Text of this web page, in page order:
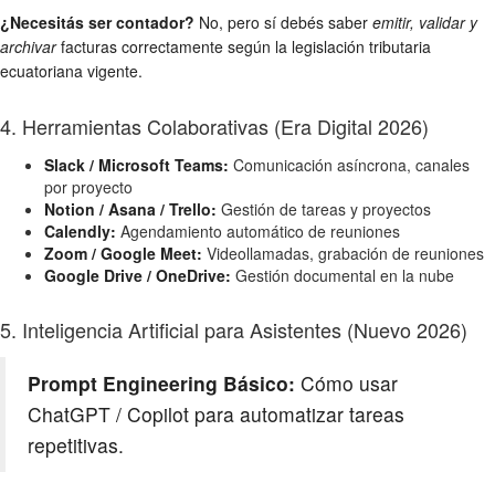
¿Necesitás ser contador? No, pero sí debés saber emitir, validar y
archivarfacturas correctamente según la legislación tributaria
ecuatoriana vigente.
4. Herramientas Colaborativas (Era Digital 2026)
Slack / Microsoft Teams: Comunicación asíncrona, canales
por proyecto
Notion / Asana / Trello: Gestión de tareas y proyectos
Calendly: Agendamiento automático de reuniones
Zoom / Google Meet: Videollamadas, grabación de reuniones
Google Drive / OneDrive: Gestión documental en la nube
5. Inteligencia Artificial para Asistentes (Nuevo 2026)
Prompt Engineering Básico: Cómo usar
ChatGPT / Copilot para automatizar tareas
repetitivas.